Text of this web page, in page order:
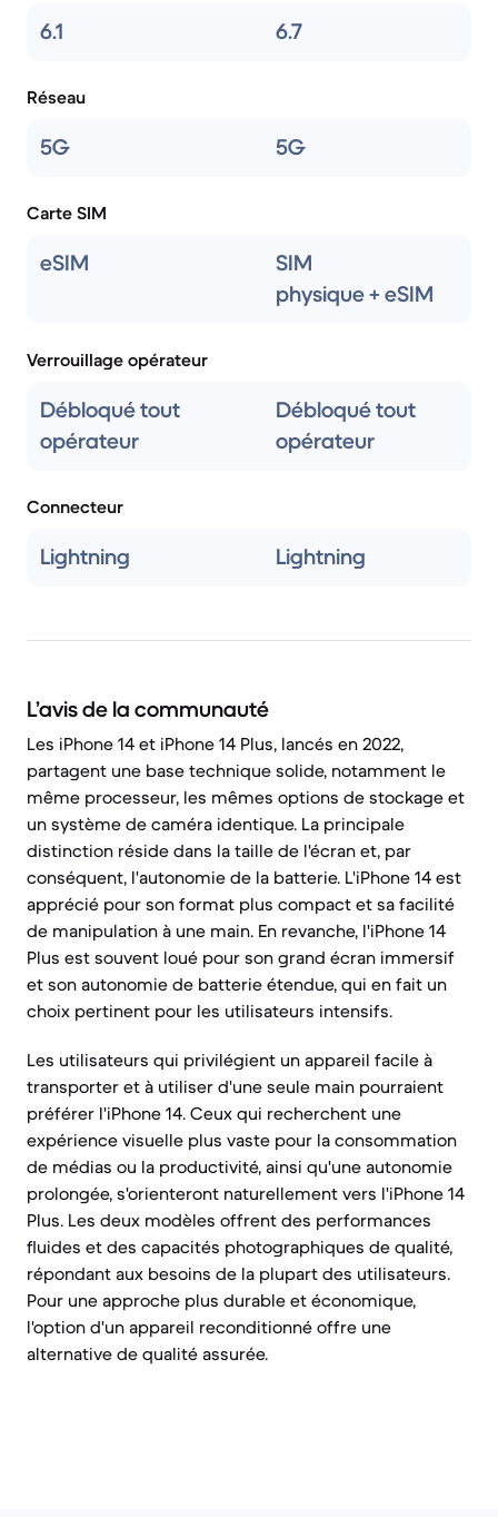
6.1 6.7
Réseau
5G 5G
Carte SIM
eSIM
SIM
physique + eSIM
Verrouillage opérateur
Débloqué tout
opérateur
Débloqué tout
opérateur
Connecteur
Lightning Lightning
L’avis de la communauté
Les iPhone 14 et iPhone 14 Plus, lancés en 2022,
partagent une base technique solide, notamment le
même processeur, les mêmes options de stockage et
un système de caméra identique. La principale
distinction réside dans la taille de l'écran et, par
conséquent, l'autonomie de la batterie. L'iPhone 14 est
apprécié pour son format plus compact et sa facilité
de manipulation à une main. En revanche, l'iPhone 14
Plus est souvent loué pour son grand écran immersif
et son autonomie de batterie étendue, qui en fait un
choix pertinent pour les utilisateurs intensifs.
Les utilisateurs qui privilégient un appareil facile à
transporter et à utiliser d'une seule main pourraient
préférer l'iPhone 14. Ceux qui recherchent une
expérience visuelle plus vaste pour la consommation
de médias ou la productivité, ainsi qu'une autonomie
prolongée, s'orienteront naturellement vers l'iPhone 14
Plus. Les deux modèles offrent des performances
fluides et des capacités photographiques de qualité,
répondant aux besoins de la plupart des utilisateurs.
Pour une approche plus durable et économique,
l'option d'un appareil reconditionné offre une
alternative de qualité assurée.